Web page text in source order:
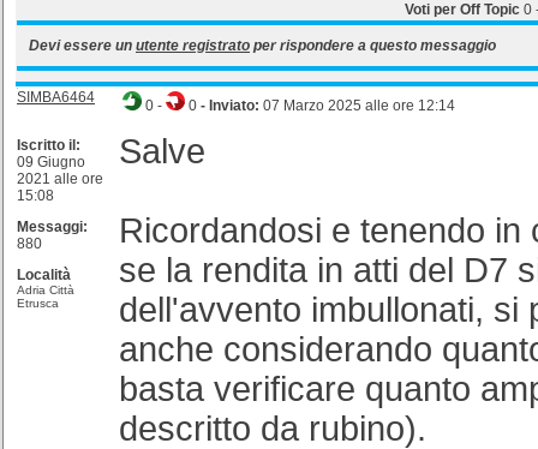
Voti per Off Topic 0
Devi essere un utente registrato per rispondere a questo messaggio
SIMBA6464
Iscritto il:
09 Giugno
2021 alle ore
15:08
Messaggi:
880
Località
Adria Città
Etrusca
0 - 0 - Inviato: 07 Marzo 2025 alle ore 12:14
Salve
Ricordandosi e tenendo in
se la rendita in atti del D7
dell'avvento imbullonati, si
anche considerando
basta verificare quanto
descritto da rubino).